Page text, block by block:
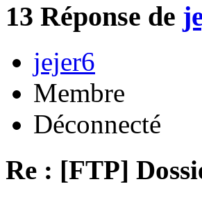
13 Réponse de
jejer6
Membre
Déconnecté
Re : [FTP]